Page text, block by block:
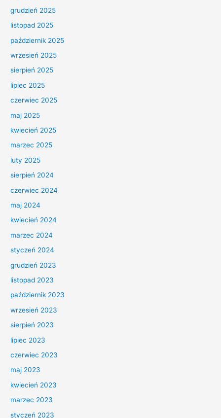
grudzień 2025
listopad 2025
październik 2025
wrzesień 2025
sierpień 2025
lipiec 2025
czerwiec 2025
maj 2025
kwiecień 2025
marzec 2025
luty 2025
sierpień 2024
czerwiec 2024
maj 2024
kwiecień 2024
marzec 2024
styczeń 2024
grudzień 2023
listopad 2023
październik 2023
wrzesień 2023
sierpień 2023
lipiec 2023
czerwiec 2023
maj 2023
kwiecień 2023
marzec 2023
styczeń 2023